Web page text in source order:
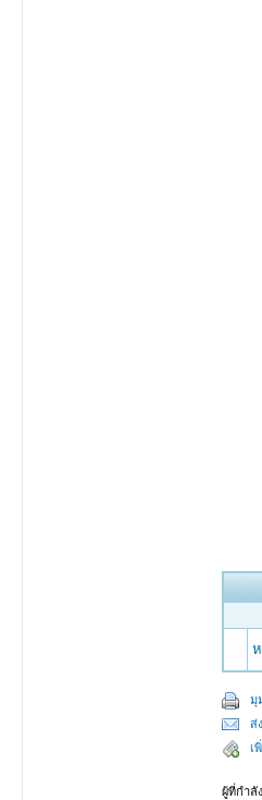
มุ
ส่
เ
ผู้ที่กำลั